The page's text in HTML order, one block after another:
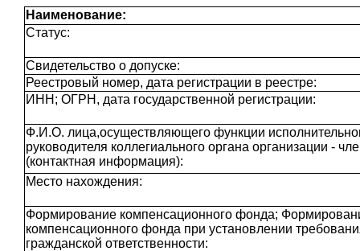
Наименование:
Статус:
Свидетельство о допуске:
Реестровый номер, дата регистрации в реестре:
ИНН; ОГРН, дата государственной регистрации:
Ф.И.О. лица,осуществляющего функции
руководителя коллегиального органа организации -
(контактная информация):
Место нахождения:
Формирование компенсационного фонда;
компенсационного фонда при установлении
гражданской ответственности: